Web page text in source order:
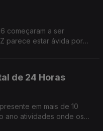
começaram a ser
parece estar ávida por
de 24 Horas
em mais de 10
ano atividades onde os